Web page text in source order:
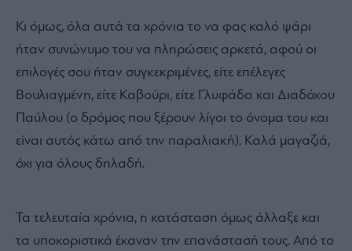
Κι όμως, όλα αυτά τα χρόνια το να φας καλό ψάρι
ήταν συνώνυμο του να πληρώσεις αρκετά, αφού οι
επιλογές σου ήταν συγκεκριμένες, είτε επέλεγες
Βουλιαγμένη, είτε Καβούρι, είτε Γλυφάδα και Διαδόχου
Παύλου (ο δρόμος που ξέρουν λίγοι το όνομα του και
είναι αυτός κάτω από την παραλιακή). Καλά μαγαζιά,
όχι για όλους δηλαδή.
Τα τελευταία χρόνια, η κατάσταση όμως άλλαξε και
τα υποκοριστικά έκαναν την επανάστασή τους. Από το